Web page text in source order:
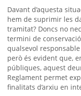
Davant d’aquesta
hem de suprimir les
tramitat? Doncs no
termini de conservació
qualsevol
però és evident que,
públiques, aquest
Reglament permet
finalitats d’arxiu en